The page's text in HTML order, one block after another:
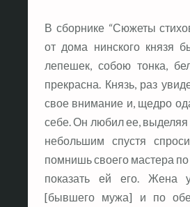
В сборнике “Сюжеты
от дома нинского князя
лепешек, собою тонка,
прекрасна. Князь, раз
свое внимание и, щедро
себе. Он любил ее, выделяя
небольшим спустя
помнишь своего мастера
показать ей его. Жена
[бывшего мужа] и по